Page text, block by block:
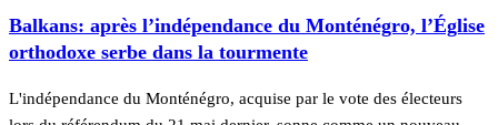
Balkans: après l’indépendance du Monténégro, l’Église
orthodoxe serbe dans la tourmente
L'indépendance du Monténégro, acquise par le vote des électeurs